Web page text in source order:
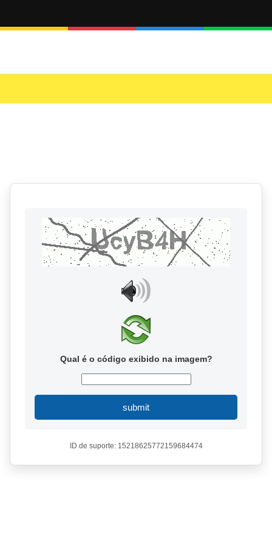
Qual é o código exibido na imagem?
submit
ID de suporte: 15218625772159684474